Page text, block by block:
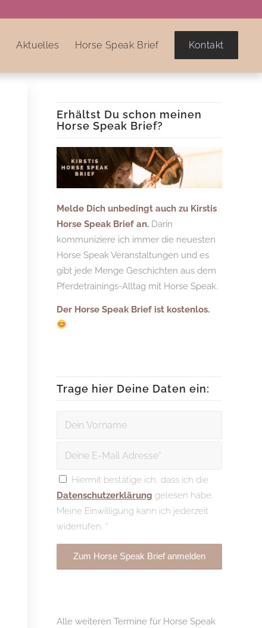
Aktuelles Horse Speak Brief Kontakt
Erhältst Du schon meinen
Horse Speak Brief?
Melde Dich unbedingt auch zu Kirstis
Horse Speak Brief an. Darin
kommuniziere ich immer die neuesten
Horse Speak Veranstaltungen und es
gibt jede Menge Geschichten aus dem
Pferdetrainings-Alltag mit Horse Speak.
Der Horse Speak Brief ist kostenlos.
Trage hier Deine Daten ein:
Hiermit bestätige ich, dass ich die
Datenschutzerklärung gelesen habe.
Meine Einwilligung kann ich jederzeit
widerrufen. *
Alle weiteren Termine für Horse Speak